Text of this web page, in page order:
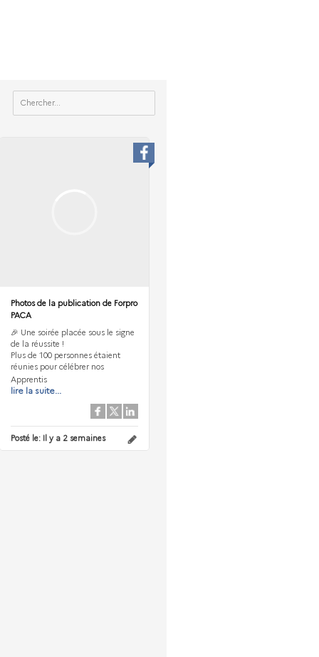
Photos de la publication de Forpro
PACA
🎉 Une soirée placée sous le signe
de la réussite !
Plus de 100 personnes étaient
réunies pour célébrer nos
Apprentis
lire la suite...
Posté le: Il y a 2 semaines